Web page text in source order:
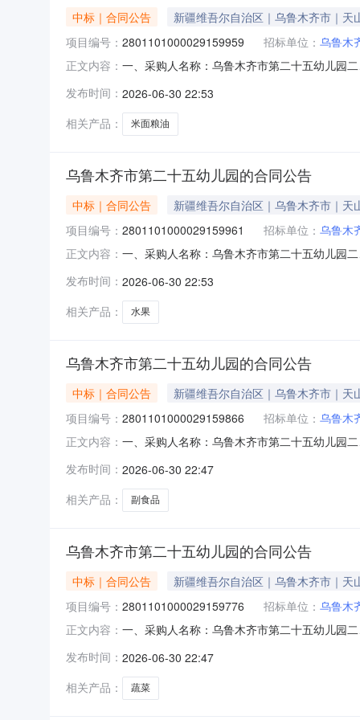
中标｜合同公告
新疆维吾尔自治区｜乌鲁木齐市｜天
项目编号： 2801101000029159959 招标单位： 乌鲁木
正文内容： 一、采购人名称：乌鲁木齐市第二十五幼儿园
基本概况：七、其它事项：详见附件中的合同
发布时间： 2026-06-30 22:53
相关产品：
米面粮油
乌鲁木齐市第二十五幼儿园的合同公告
中标｜合同公告
新疆维吾尔自治区｜乌鲁木齐市｜天
项目编号： 2801101000029159961 招标单位： 乌鲁木
正文内容： 一、采购人名称：乌鲁木齐市第二十五幼儿园
的基本概况：七、其它事项：详见附件中的合
发布时间： 2026-06-30 22:53
相关产品：
水果
乌鲁木齐市第二十五幼儿园的合同公告
中标｜合同公告
新疆维吾尔自治区｜乌鲁木齐市｜天
项目编号： 2801101000029159866 招标单位： 乌鲁木
正文内容： 一、采购人名称：乌鲁木齐市第二十五幼儿园
或标的基本概况：七、其它事项：详见附件中
发布时间： 2026-06-30 22:47
相关产品：
副食品
乌鲁木齐市第二十五幼儿园的合同公告
中标｜合同公告
新疆维吾尔自治区｜乌鲁木齐市｜天
项目编号： 2801101000029159776 招标单位： 乌鲁木
正文内容： 一、采购人名称：乌鲁木齐市第二十五幼儿园
标的基本概况：七、其它事项：详见附件中的
发布时间： 2026-06-30 22:47
相关产品：
蔬菜